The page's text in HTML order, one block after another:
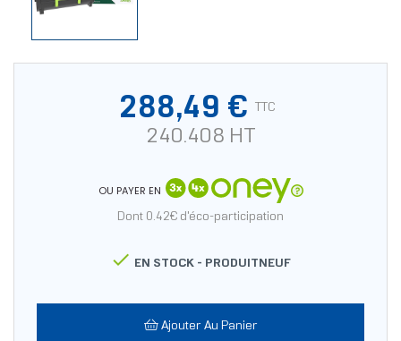
288,49 € TTC
240.408 HT
OU PAYER EN
Dont 0.42€ d'éco-participation
 EN STOCK - PRODUITNEUF
Ajouter Au Panier